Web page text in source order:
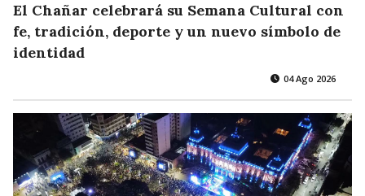
El Chañar celebrará su Semana Cultural con
fe, tradición, deporte y un nuevo símbolo de
identidad
04 Ago 2026